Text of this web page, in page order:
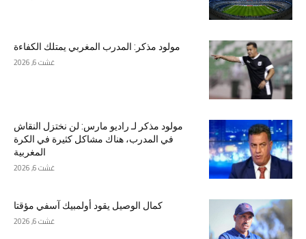
مولود مذكر: المدرب المغربي يمتلك الكفاءة
غشت 6, 2026
مولود مذكر لـ راديو مارس: لن نختزل النقاش
في المدرب، هناك مشاكل كثيرة في الكرة
المغربية
غشت 6, 2026
كمال الوصيل يقود أولمبيك آسفي مؤقتا
غشت 6, 2026